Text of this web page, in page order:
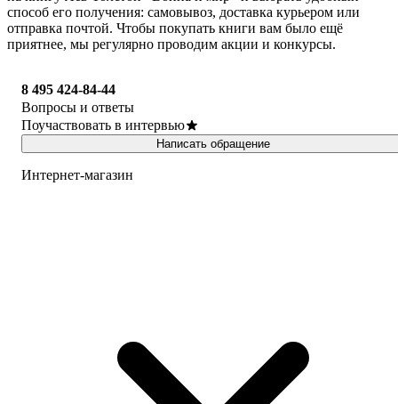
способ его получения: самовывоз, доставка курьером или
отправка почтой. Чтобы покупать книги вам было ещё
приятнее, мы регулярно проводим акции и конкурсы.
8 495 424-84-44
Вопросы и ответы
Поучаствовать в интервью
Написать обращение
Интернет-магазин